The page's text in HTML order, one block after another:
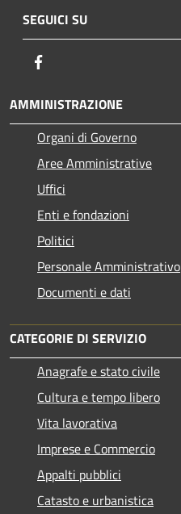
SEGUICI SU
AMMINISTRAZIONE
Organi di Governo
Aree Amministrative
Uffici
Enti e fondazioni
Politici
Personale Amministrativo
Documenti e dati
CATEGORIE DI SERVIZIO
Anagrafe e stato civile
Cultura e tempo libero
Vita lavorativa
Imprese e Commercio
Appalti pubblici
Catasto e urbanistica